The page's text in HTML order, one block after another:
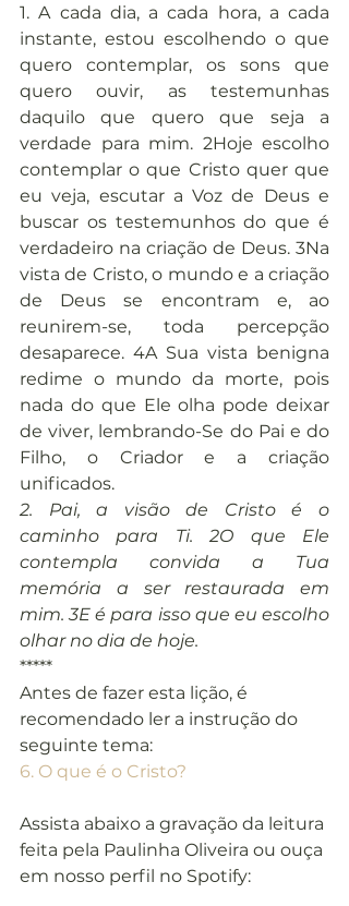
1. A cada dia, a cada hora, a cada
instante, estou escolhendo o que
quero contemplar, os sons que
quero ouvir, as testemunhas
daquilo que quero que seja a
verdade para mim. 2Hoje escolho
contemplar o que Cristo quer que
eu veja, escutar a Voz de Deus e
buscar os testemunhos do que é
verdadeiro na criação de Deus. 3Na
vista de Cristo, o mundo e a criação
de Deus se encontram e, ao
reunirem-se, toda percepção
desaparece. 4A Sua vista benigna
redime o mundo da morte, pois
nada do que Ele olha pode deixar
de viver, lembrando-Se do Pai e do
Filho, o Criador e a criação
unificados.
2. Pai, a visão de Cristo é o
caminho para Ti. 2O que Ele
contempla convida a Tua
memória a ser restaurada em
mim. 3E é para isso que eu escolho
olhar no dia de hoje.
*****
Antes de fazer esta lição, é
recomendado ler a instrução do
seguinte tema:
6. O que é o Cristo?
Assista abaixo a gravação da leitura
feita pela Paulinha Oliveira ou ouça
em nosso perfil no Spotify: